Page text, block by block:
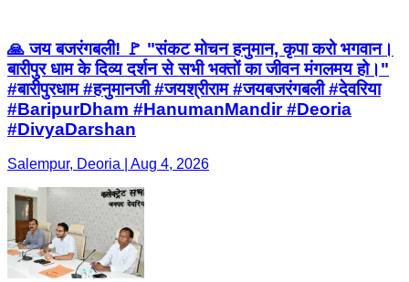
🙏 जय बजरंगबली! 🚩 "संकट मोचन हनुमान, कृपा करो भगवान।
बारीपुर धाम के दिव्य दर्शन से सभी भक्तों का जीवन मंगलमय हो।"
#बारीपुरधाम #हनुमानजी #जयश्रीराम #जयबजरंगबली #देवरिया
#BaripurDham #HanumanMandir #Deoria
#DivyaDarshan
Salempur, Deoria | Aug 4, 2026